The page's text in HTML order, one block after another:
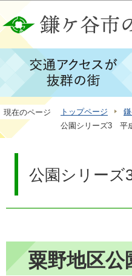
現在のページ トップページ
公園シリーズ3 平
公園シリー
粟野地区公